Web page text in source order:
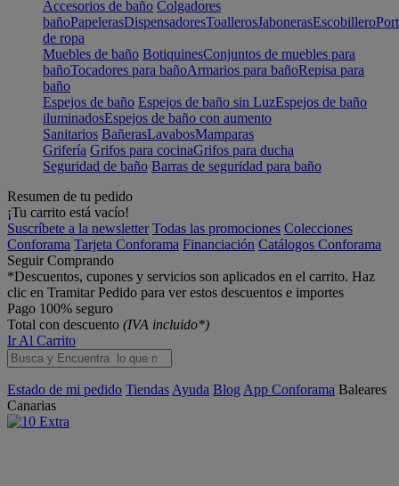
Accesorios de baño Colgadores
bañoPapelerasDispensadoresToallerosJabonerasEscobillero
de ropa
Muebles de baño BotiquinesConjuntos de muebles para
bañoTocadores para bañoArmarios para bañoRepisa para
baño
Espejos de baño Espejos de baño sin LuzEspejos de baño
iluminadosEspejos de baño con aumento
Sanitarios BañerasLavabosMamparas
Grifería Grifos para cocinaGrifos para ducha
Seguridad de baño Barras de seguridad para baño
Resumen de tu pedido
¡Tu carrito está vacío!
Suscríbete a la newsletter Todas las promociones Colecciones
Conforama Tarjeta Conforama Financiación Catálogos Conforama
Seguir Comprando
*Descuentos, cupones y servicios son aplicados en el carrito. Haz
clic en Tramitar Pedido para ver estos descuentos e importes
Pago 100% seguro
Total con descuento (IVA incluido*)
Ir Al Carrito
Estado de mi pedido Tiendas Ayuda Blog App Conforama Baleares
Canarias